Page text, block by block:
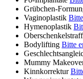
Grübchen-
Vaginoplastik
Hymenoplastik
Bodylifting Bitte
Mummy
Kinnkorrektur